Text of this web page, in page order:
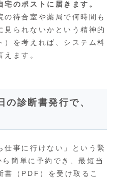
宅のポストに届きます。
待合室や薬局で何時間も
見られないかという精神的
）を考えれば、システム料
ます。
診断書発行で、
仕事に行けない」という緊
簡単に予約でき、最短当
書（PDF）を受け取るこ